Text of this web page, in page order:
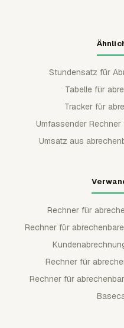
Stundensatz für
Tabelle für
Tracker für
Umfassender
Umsatz aus
Rechner für
Rechner für
Rechner für
Rechner für